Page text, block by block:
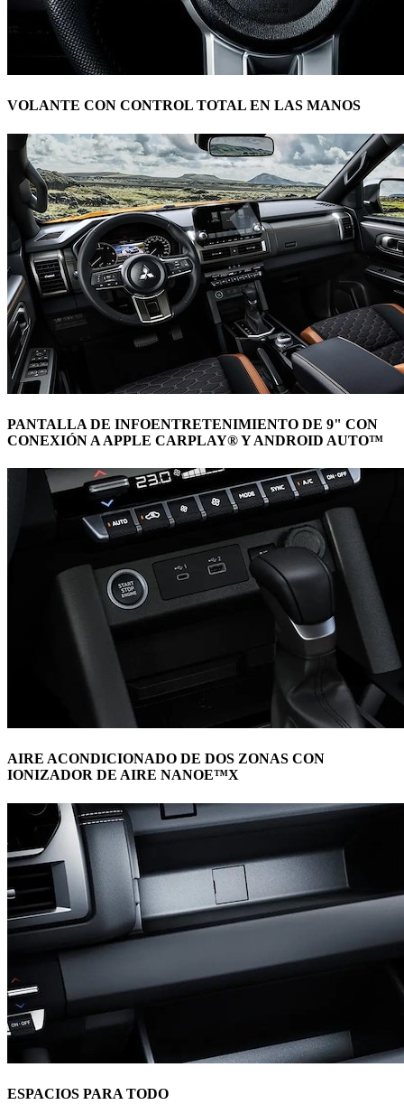
VOLANTE CON CONTROL TOTAL EN LAS MANOS
PANTALLA DE INFOENTRETENIMIENTO DE 9" CON
CONEXIÓN A APPLE CARPLAY® Y ANDROID AUTO™
AIRE ACONDICIONADO DE DOS ZONAS CON
IONIZADOR DE AIRE NANOE™X
ESPACIOS PARA TODO